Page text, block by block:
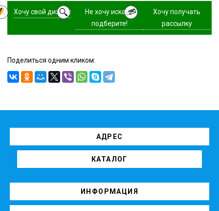
Хочу свой дизайн
Не хочу искать,
подберите!
Хочу получать
рассылку
Поделиться одним кликом:
АДРЕС
КАТАЛОГ
ИНФОРМАЦИЯ